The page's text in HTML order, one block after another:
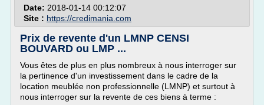
Date: 2018-01-14 00:12:07
Site : https://credimania.com
Prix de revente d'un LMNP CENSI
BOUVARD ou LMP ...
Vous êtes de plus en plus nombreux à nous interroger sur
la pertinence d'un investissement dans le cadre de la
location meublée non professionnelle (LMNP) et surtout à
nous interroger sur la revente de ces biens à terme :